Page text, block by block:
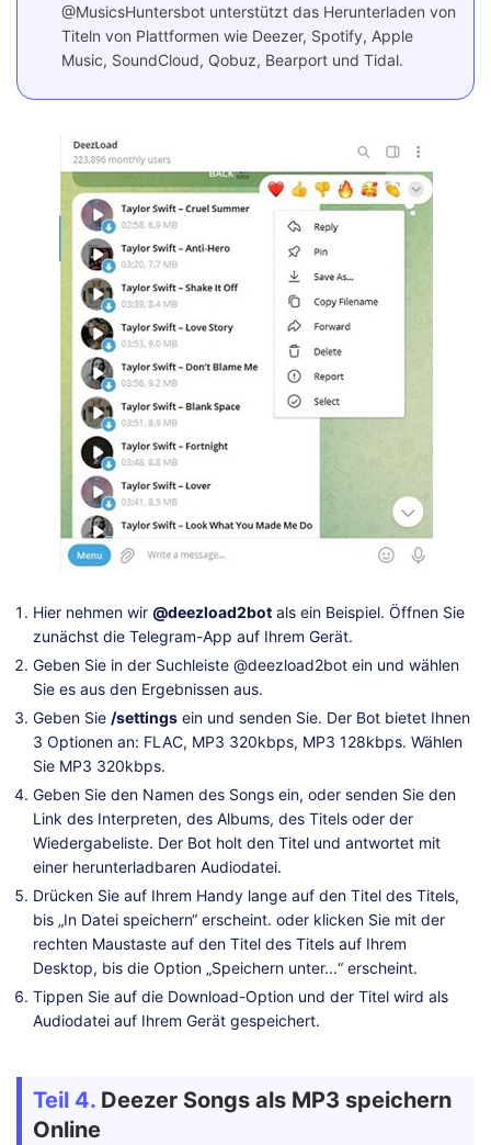
@MusicsHuntersbot unterstützt das Herunterladen von
Titeln von Plattformen wie Deezer, Spotify, Apple
Music, SoundCloud, Qobuz, Bearport und Tidal.
Hier nehmen wir @deezload2bot als ein Beispiel. Öffnen Sie
zunächst die Telegram-App auf Ihrem Gerät.
Geben Sie in der Suchleiste @deezload2bot ein und wählen
Sie es aus den Ergebnissen aus.
Geben Sie /settings ein und senden Sie. Der Bot bietet Ihnen
3 Optionen an: FLAC, MP3 320kbps, MP3 128kbps. Wählen
Sie MP3 320kbps.
Geben Sie den Namen des Songs ein, oder senden Sie den
Link des Interpreten, des Albums, des Titels oder der
Wiedergabeliste. Der Bot holt den Titel und antwortet mit
einer herunterladbaren Audiodatei.
Drücken Sie auf Ihrem Handy lange auf den Titel des Titels,
bis „In Datei speichern“ erscheint. oder klicken Sie mit der
rechten Maustaste auf den Titel des Titels auf Ihrem
Desktop, bis die Option „Speichern unter...“ erscheint.
Tippen Sie auf die Download-Option und der Titel wird als
Audiodatei auf Ihrem Gerät gespeichert.
Teil 4. Deezer Songs als MP3 speichern
Online